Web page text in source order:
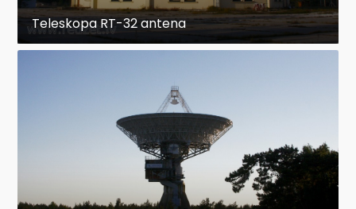
Teleskopa RT-32 antena